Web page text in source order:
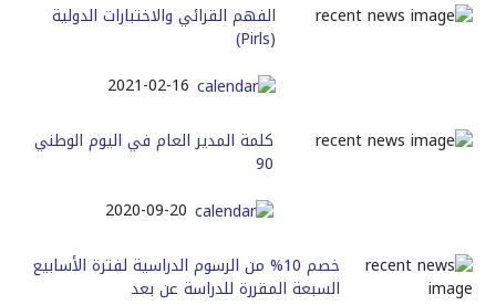
الفهم القرائي والاختبارات الدولية
(Pirls)
2021-02-16
كلمة المدير العام في اليوم الوطني
90
2020-09-20
خصم 10% من الرسوم الدراسية لفترة الأسابيع
السبعة المقررة للدراسة عن بعد